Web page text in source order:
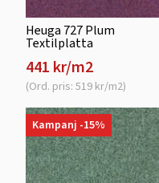
Heuga 727 Plum
Textilplatta
441 kr/m2
(Ord. pris: 519 kr/m2)
Kampanj -15%